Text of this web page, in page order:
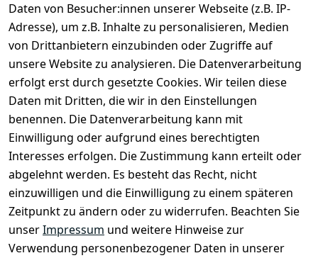
Daten von Besucher:innen unserer Webseite (z.B. IP-
Adresse), um z.B. Inhalte zu personalisieren, Medien
von Drittanbietern einzubinden oder Zugriffe auf
unsere Website zu analysieren. Die Datenverarbeitung
erfolgt erst durch gesetzte Cookies. Wir teilen diese
Daten mit Dritten, die wir in den Einstellungen
benennen. Die Datenverarbeitung kann mit
Einwilligung oder aufgrund eines berechtigten
Interesses erfolgen. Die Zustimmung kann erteilt oder
abgelehnt werden. Es besteht das Recht, nicht
einzuwilligen und die Einwilligung zu einem späteren
Zeitpunkt zu ändern oder zu widerrufen. Beachten Sie
unserImpressum und weitere Hinweise zur
Verwendung personenbezogener Daten in unserer
Impressum
Datenschutze
rklärung
Widerrufsrec
ht
Kundenservic
e
Zahlung &
Versand
Batteriegeset
z
Newsletter
Unsere
Partner
FAQ
Kontakt
+49
Mail:
info@select
Unter den
Weingärten 42
63546
Hammersbach
selected-lights
selected-